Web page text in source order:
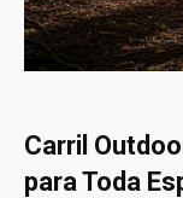
Carril
para Toda